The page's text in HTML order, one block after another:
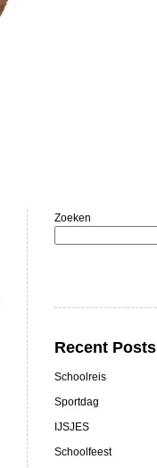
Zoeken
Recent Posts
Schoolreis
Sportdag
IJSJES
Schoolfeest